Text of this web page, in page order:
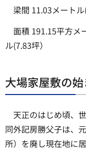
梁間 11.03メート
面積 191.15平方メ
ル(7.83坪）
大場家屋敷の始
天正のはじめ頃、
同外記房勝父子は、
所）を廃し現在地に